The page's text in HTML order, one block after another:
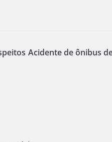
Acidente de ônibus